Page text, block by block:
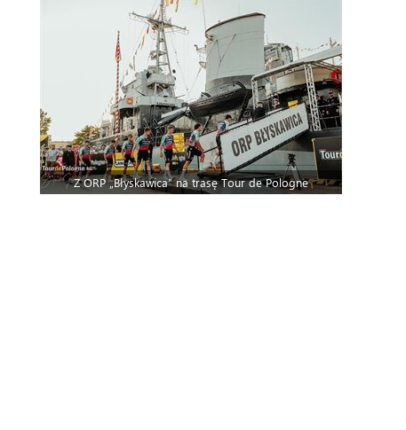
Z ORP „Błyskawica” na trasę Tour de Pologne